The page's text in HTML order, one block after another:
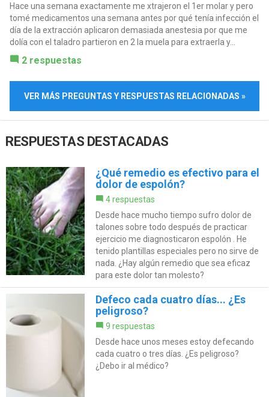
Hace una semana exactamente me xtrajeron el 1er molar y pero
tomé medicamentos una semana antes por qué tenía infección el
día de la extracción aplicaron demasiada anestesia por que me
dolía con el taladro partieron en 2 la muela para extraerla y...
2 respuestas
VER MÁS PREGUNTAS Y RESPUESTAS RELACIONADAS »
RESPUESTAS DESTACADAS
¿Qué remedio es efectivo para el
dolor de espolón?
4 respuestas
Desde hace mucho tiempo sufro dolor de
talones sobre todo después de practicar
ejercicio me diagnosticaron espolón . He
tenido plantillas especiales pero no sirve de
nada. ¿Hay algún remedio que sea eficaz
para este dolor tan molesto?
Defeco cada cuatro días... ¿Es
peligroso?
9 respuestas
Desde hace unos meses estoy defecando
cada cuatro o tres días. ¿Es peligroso?
¿Debo ir al médico?